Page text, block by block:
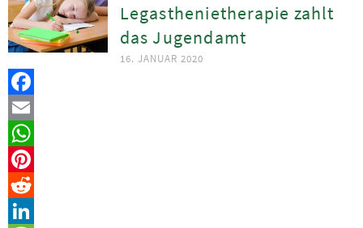
Legasthenietherapie zahlt
das Jugendamt
16. JANUAR 2020
Facebook
Email
WhatsApp
Pinterest
Reddit